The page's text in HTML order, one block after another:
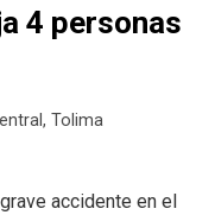
4 personas
,Tolima
accidente en el